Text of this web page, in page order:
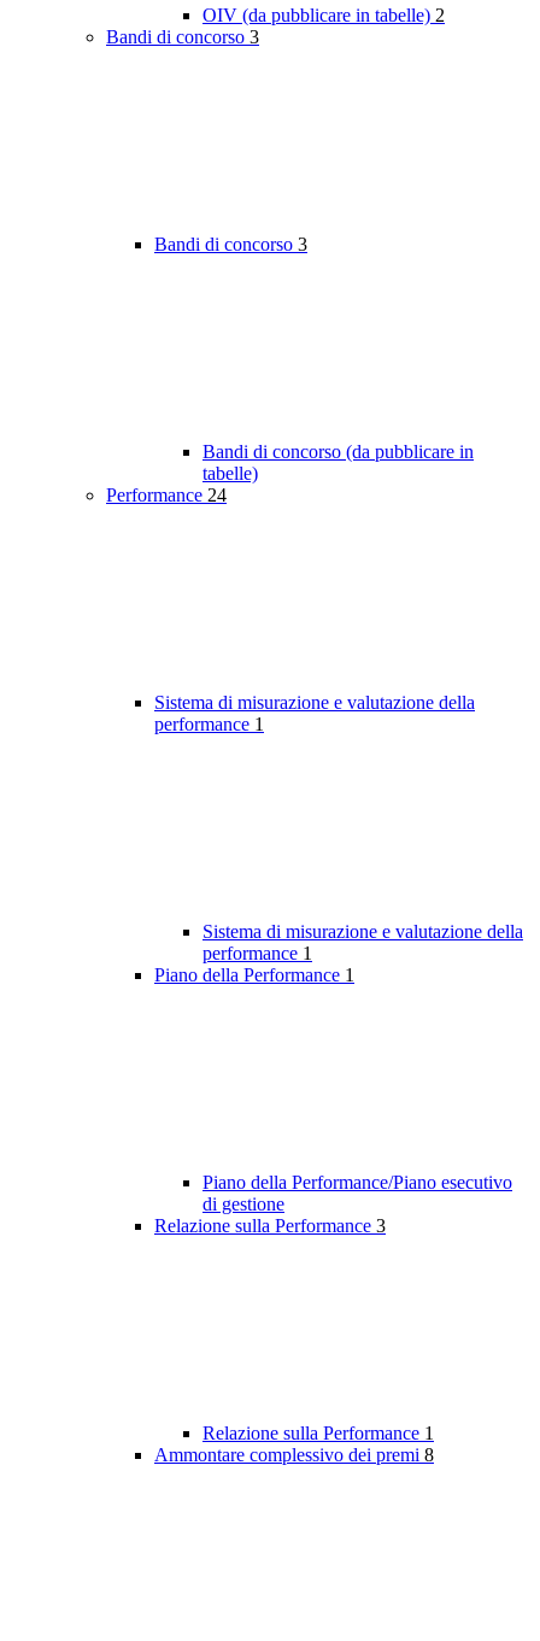
OIV (da pubblicare in tabelle) 2
Bandi di concorso 3
Bandi di concorso 3
Bandi di concorso (da pubblicare in
tabelle)
Performance 24
Sistema di misurazione e valutazione della
performance 1
Sistema di misurazione e valutazione della
performance 1
Piano della Performance 1
Piano della Performance/Piano esecutivo
di gestione
Relazione sulla Performance 3
Relazione sulla Performance 1
Ammontare complessivo dei premi 8